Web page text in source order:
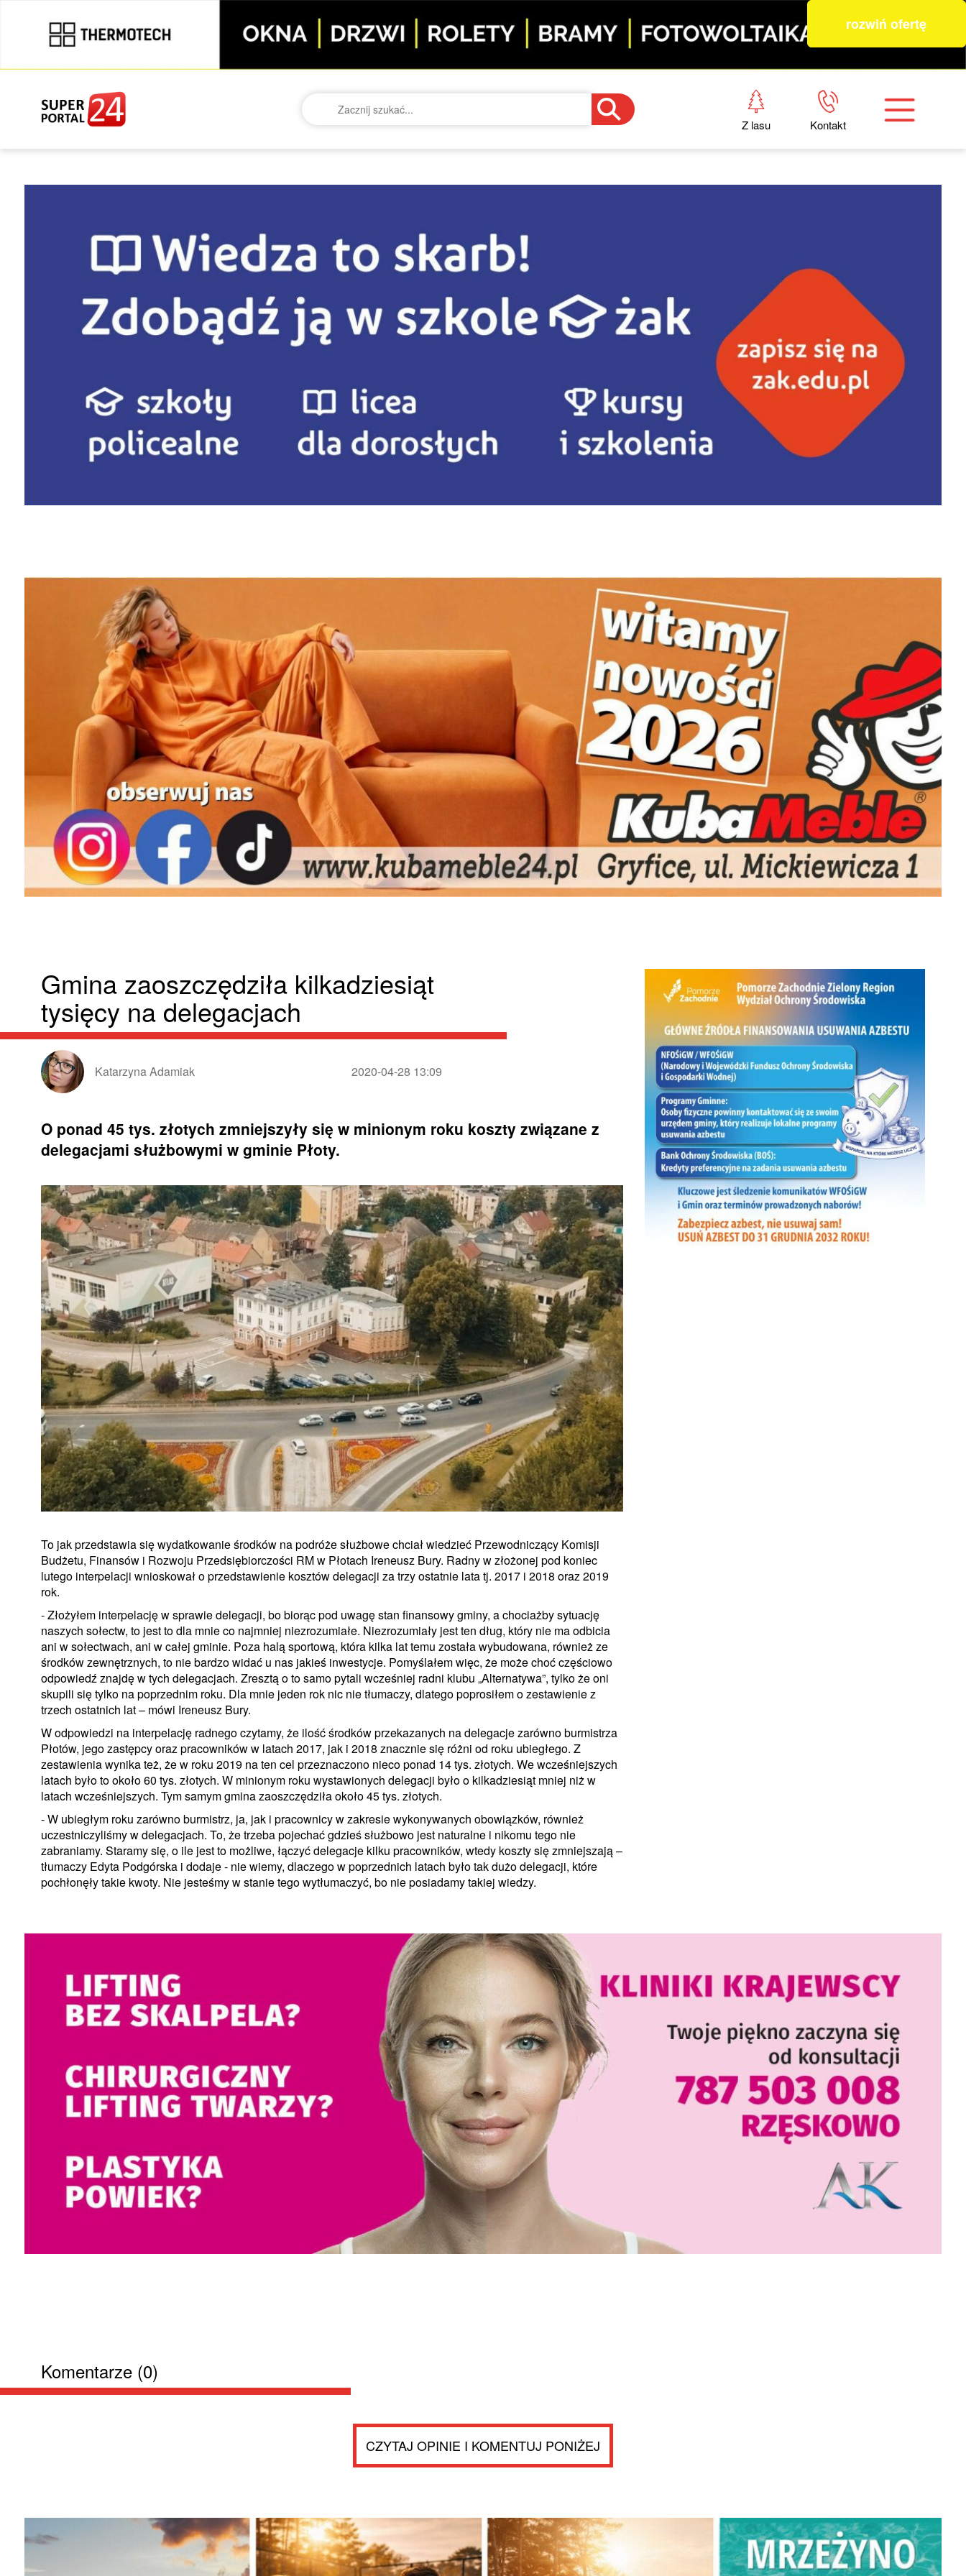
rozwiń ofertę
Z lasu Kontakt
Gmina zaoszczędziła kilkadziesiąt
tysięcy na delegacjach
Katarzyna Adamiak 2020-04-28 13:09
O ponad 45 tys. złotych zmniejszyły się w minionym roku koszty związane z
delegacjami służbowymi w gminie Płoty.
To jak przedstawia się wydatkowanie środków na podróże służbowe chciał wiedzieć Przewodniczący Komisji
Budżetu, Finansów i Rozwoju Przedsiębiorczości RM w Płotach Ireneusz Bury. Radny w złożonej pod koniec
lutego interpelacji wnioskował o przedstawienie kosztów delegacji za trzy ostatnie lata tj. 2017 i 2018 oraz 2019
rok.
- Złożyłem interpelację w sprawie delegacji, bo biorąc pod uwagę stan finansowy gminy, a chociażby sytuację
naszych sołectw, to jest to dla mnie co najmniej niezrozumiałe. Niezrozumiały jest ten dług, który nie ma odbicia
ani w sołectwach, ani w całej gminie. Poza halą sportową, która kilka lat temu została wybudowana, również ze
środków zewnętrznych, to nie bardzo widać u nas jakieś inwestycje. Pomyślałem więc, że może choć częściowo
odpowiedź znajdę w tych delegacjach. Zresztą o to samo pytali wcześniej radni klubu „Alternatywa”, tylko że oni
skupili się tylko na poprzednim roku. Dla mnie jeden rok nic nie tłumaczy, dlatego poprosiłem o zestawienie z
trzech ostatnich lat – mówi Ireneusz Bury.
W odpowiedzi na interpelację radnego czytamy, że ilość środków przekazanych na delegacje zarówno burmistrza
Płotów, jego zastępcy oraz pracowników w latach 2017, jak i 2018 znacznie się różni od roku ubiegłego. Z
zestawienia wynika też, że w roku 2019 na ten cel przeznaczono nieco ponad 14 tys. złotych. We wcześniejszych
latach było to około 60 tys. złotych. W minionym roku wystawionych delegacji było o kilkadziesiąt mniej niż w
latach wcześniejszych. Tym samym gmina zaoszczędziła około 45 tys. złotych.
- W ubiegłym roku zarówno burmistrz, ja, jak i pracownicy w zakresie wykonywanych obowiązków, również
uczestniczyliśmy w delegacjach. To, że trzeba pojechać gdzieś służbowo jest naturalne i nikomu tego nie
zabraniamy. Staramy się, o ile jest to możliwe, łączyć delegacje kilku pracowników, wtedy koszty się zmniejszają –
tłumaczy Edyta Podgórska i dodaje - nie wiemy, dlaczego w poprzednich latach było tak dużo delegacji, które
pochłonęły takie kwoty. Nie jesteśmy w stanie tego wytłumaczyć, bo nie posiadamy takiej wiedzy.
Komentarze (0)
CZYTAJ OPINIE I KOMENTUJ PONIŻEJ